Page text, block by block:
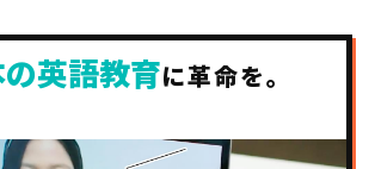
英語教育に革命を。